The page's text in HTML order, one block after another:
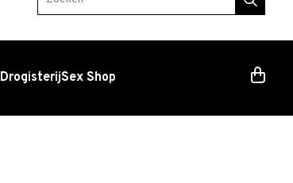
DrogisterijSex Shop